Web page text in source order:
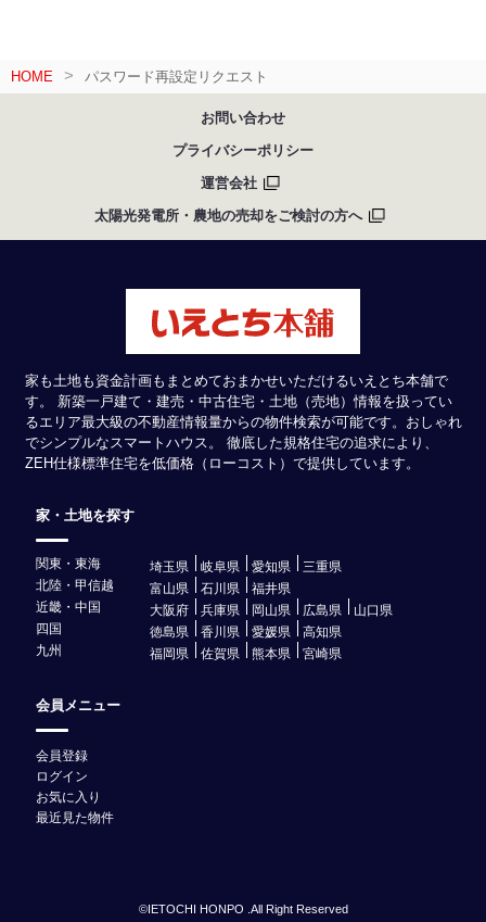
HOME パスワード再設定リクエスト
お問い合わせ
プライバシーポリシー
運営会社
太陽光発電所・農地の売却をご検討の方へ
家も土地も資金計画もまとめておまかせいただけるいえとち本舗で
す。 新築一戸建て・建売・中古住宅・土地（売地）情報を扱ってい
るエリア最大級の不動産情報量からの物件検索が可能です。おしゃれ
でシンプルなスマートハウス。 徹底した規格住宅の追求により、
ZEH仕様標準住宅を低価格（ローコスト）で提供しています。
家・土地を探す
関東・東海 埼玉県 岐阜県 愛知県
三重県
北陸・甲信越
富山県 石川県
福井県
近畿・中国
大阪府 兵庫県 岡山県 広島県
山口県
四国
徳島県 香川県 愛媛県
高知県
九州
福岡県 佐賀県 熊本県 宮崎県
会員メニュー
会員登録
ログイン
お気に入り
最近見た物件
©IETOCHI HONPO .All Right Reserved